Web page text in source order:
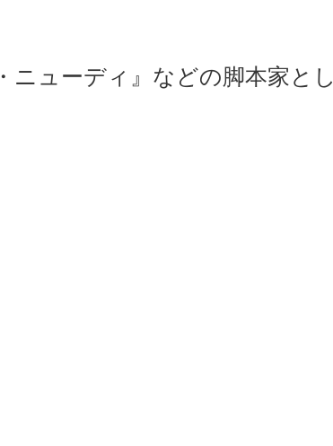
ニューディ』などの脚本家とし